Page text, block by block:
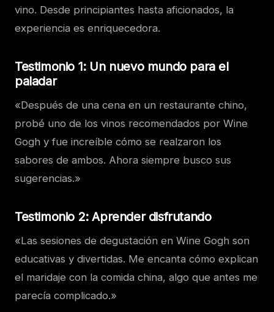
vino. Desde principiantes hasta aficionados, la
experiencia es enriquecedora.
Testimonio 1: Un nuevo mundo para el
paladar
«Después de una cena en un restaurante chino,
probé uno de los vinos recomendados por Wine
Gogh y fue increíble cómo se realzaron los
sabores de ambos. Ahora siempre busco sus
sugerencias.»
Testimonio 2: Aprender disfrutando
«Las sesiones de degustación en Wine Gogh son
educativas y divertidas. Me encanta cómo explican
el maridaje con la comida china, algo que antes me
parecía complicado.»